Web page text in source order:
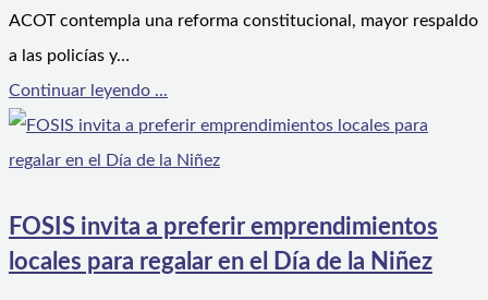
ACOT contempla una reforma constitucional, mayor respaldo
a las policías y…
Continuar leyendo ...
FOSIS invita a preferir emprendimientos
locales para regalar en el Día de la Niñez